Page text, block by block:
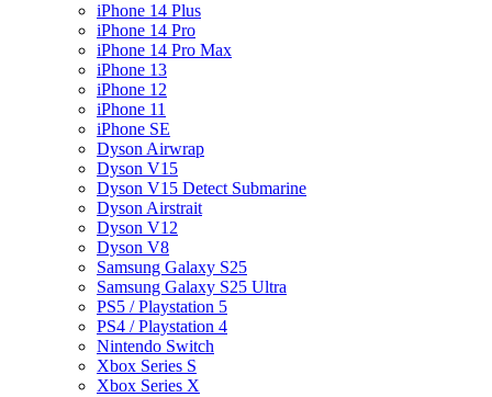
iPhone 14 Plus
iPhone 14 Pro
iPhone 14 Pro Max
iPhone 13
iPhone 12
iPhone 11
iPhone SE
Dyson Airwrap
Dyson V15
Dyson V15 Detect Submarine
Dyson Airstrait
Dyson V12
Dyson V8
Samsung Galaxy S25
Samsung Galaxy S25 Ultra
PS5 / Playstation 5
PS4 / Playstation 4
Nintendo Switch
Xbox Series S
Xbox Series X